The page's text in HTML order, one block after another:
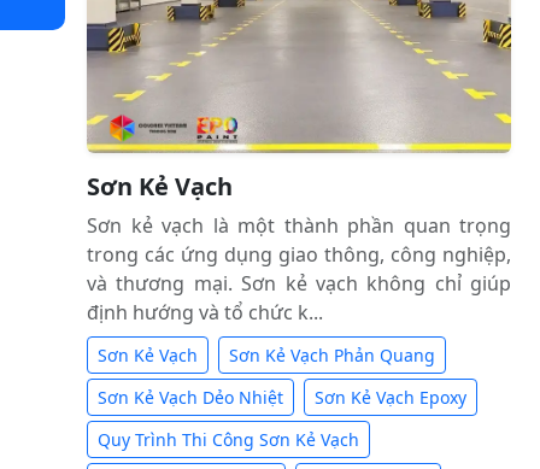
Sơn Kẻ Vạch
Sơn kẻ vạch là một thành phần quan trọng
trong các ứng dụng giao thông, công nghiệp,
và thương mại. Sơn kẻ vạch không chỉ giúp
định hướng và tổ chức k...
Sơn Kẻ Vạch
Sơn Kẻ Vạch Phản Quang
Sơn Kẻ Vạch Dẻo Nhiệt
Sơn Kẻ Vạch Epoxy
Quy Trình Thi Công Sơn Kẻ Vạch